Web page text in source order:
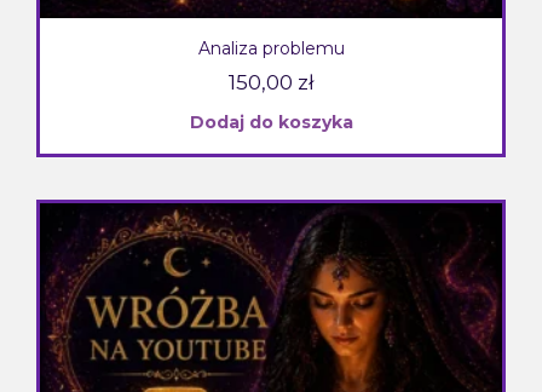
Analiza problemu
150,00 zł
Dodaj do koszyka